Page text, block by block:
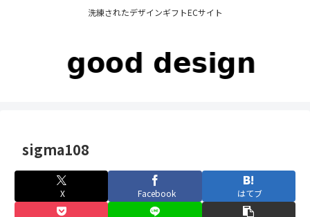
洗練されたデザインギフトECサイト
sigma108
X Facebook はてブ